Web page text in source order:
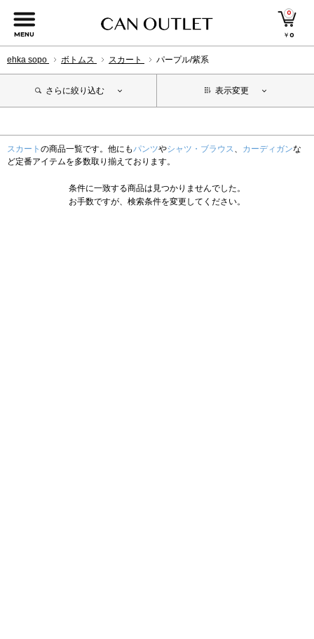
MENU
0
￥0
ehka sopo ボトムス スカート パープル/紫系
さらに絞り込む 表示変更
スカート の商品一覧です。他にもパンツやシャツ・ブラウス、 カーディガンな
ど定番アイテムを多数取り揃えております。
条件に一致する商品は見つかりませんでした。
お手数ですが、検索条件を変更してください。